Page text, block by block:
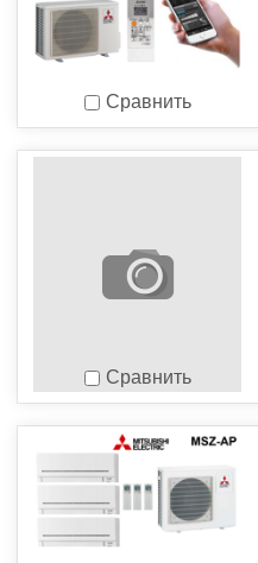
Сравнить
Сравнить